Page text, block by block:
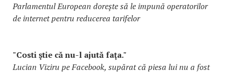
Parlamentul European doreşte să le impună operatorilor
de internet pentru reducerea tarifelor
"Costi ştie că nu-l ajută faţa."
Lucian Viziru pe Facebook, supărat că piesa lui nu a fost